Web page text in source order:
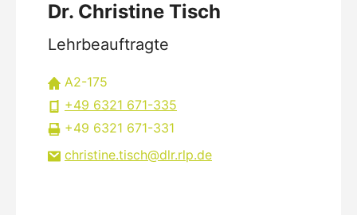
Dr. Christine Tisch
Lehrbeauftragte
A2-175
+49 6321 671-335
+49 6321 671-331
christine.tisch
dlr.rlp de